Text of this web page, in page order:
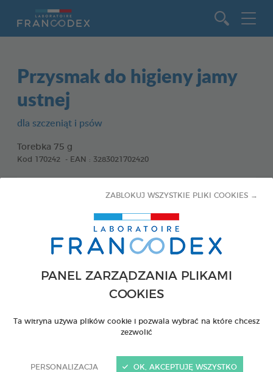
PANEL ZARZĄDZANIA PLIKAMI
COOKIES
Ta witryna używa plików cookie i pozwala wybrać na które chcesz
zezwolić
PERSONALIZACJA
ZABLOKUJ WSZYSTKIE PLIKI COOKIES →
OK, AKCEPTUJĘ WSZYSTKO
Przysmak do higieny jamy
ustnej
dla szczeniąt i psów
Torebka 75 g
Kod 170242 - EAN : 3283021702420